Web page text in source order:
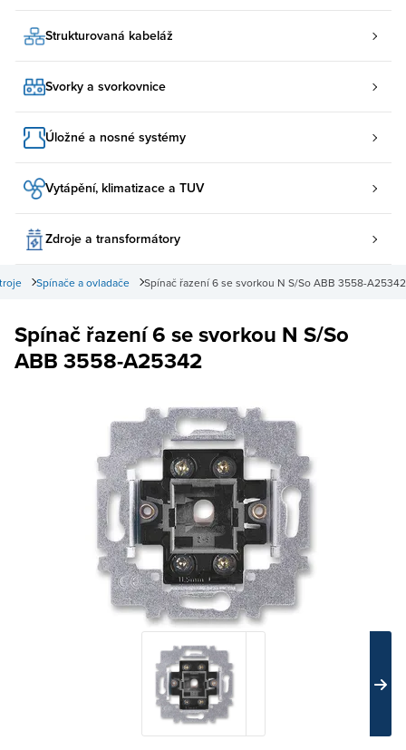
Strukturovaná kabeláž
Svorky a svorkovnice
Úložné a nosné systémy
Vytápění, klimatizace a TUV
Zdroje a transformátory
Spínač řazení 6 se svorkou N S/So ABB 3558-A25342
Spínače a ovladače
Spínač řazení 6 se svorkou N S/So
ABB 3558-A25342